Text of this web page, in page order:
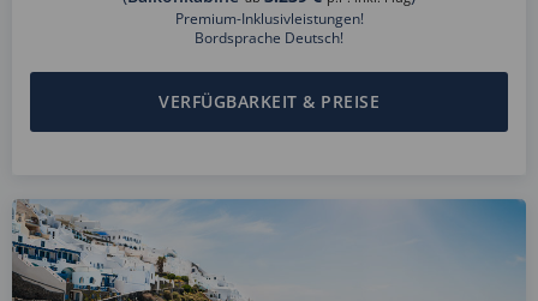
Premium-Inklusivleistungen!
Bordsprache Deutsch!
VERFÜGBARKEIT & PREISE